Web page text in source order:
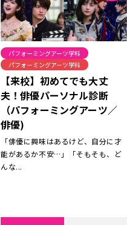
パフォーミングアーツ学科
パフォーミングアーツ学科
【来校】初めてでも大丈
夫！俳優パーソナル診断
（パフォーミングアーツ／
俳優)
「俳優に興味はあるけど、自分に才
能があるか不安…」「そもそも、ど
んな...